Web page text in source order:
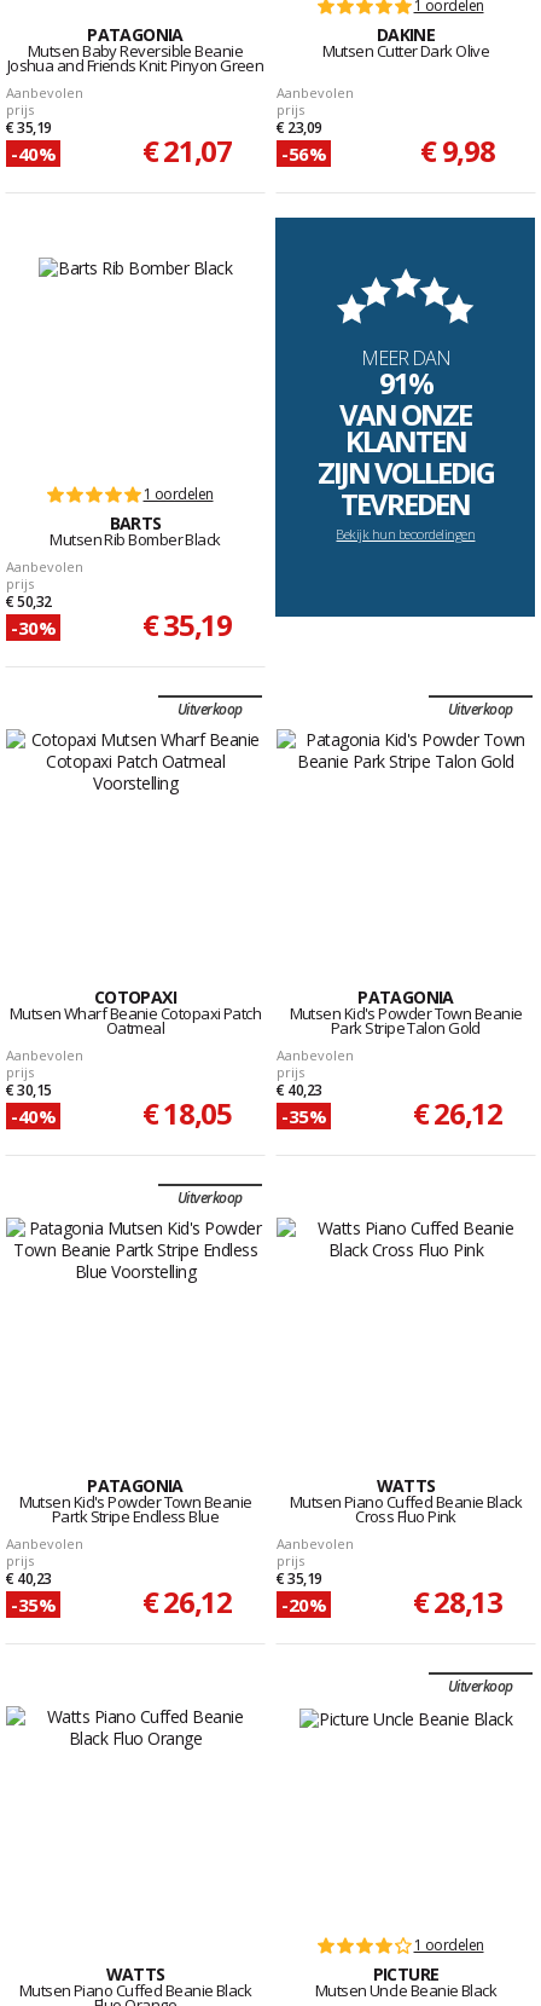
PATAGONIA
Mutsen Baby Reversible Beanie
Joshua and Friends Knit: Pinyon Green
Aanbevolen
prijs
€ 35,19
-40% € 21,07
1 oordelen
DAKINE
Mutsen Cutter Dark Olive
Aanbevolen
prijs
€ 23,09
-56% € 9,98
1 oordelen
BARTS
Mutsen Rib Bomber Black
Aanbevolen
prijs
€ 50,32
-30% € 35,19
MEER DAN
91%
VAN ONZE
KLANTEN
ZIJN VOLLEDIG
TEVREDEN
Bekijk hun beoordelingen
Uitverkoop
COTOPAXI
Mutsen Wharf Beanie Cotopaxi Patch
Oatmeal
Aanbevolen
prijs
€ 30,15
-40% € 18,05
Uitverkoop
PATAGONIA
Mutsen Kid's Powder Town Beanie
Park Stripe Talon Gold
Aanbevolen
prijs
€ 40,23
-35% € 26,12
Uitverkoop
PATAGONIA
Mutsen Kid's Powder Town Beanie
Partk Stripe Endless Blue
Aanbevolen
prijs
€ 40,23
-35% € 26,12
WATTS
Mutsen Piano Cuffed Beanie Black
Cross Fluo Pink
Aanbevolen
prijs
€ 35,19
-20% € 28,13
WATTS
Mutsen Piano Cuffed Beanie Black
Uitverkoop
1 oordelen
PICTURE
Mutsen Uncle Beanie Black